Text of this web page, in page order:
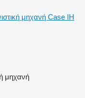
μηχανή Case IH
μηχανή